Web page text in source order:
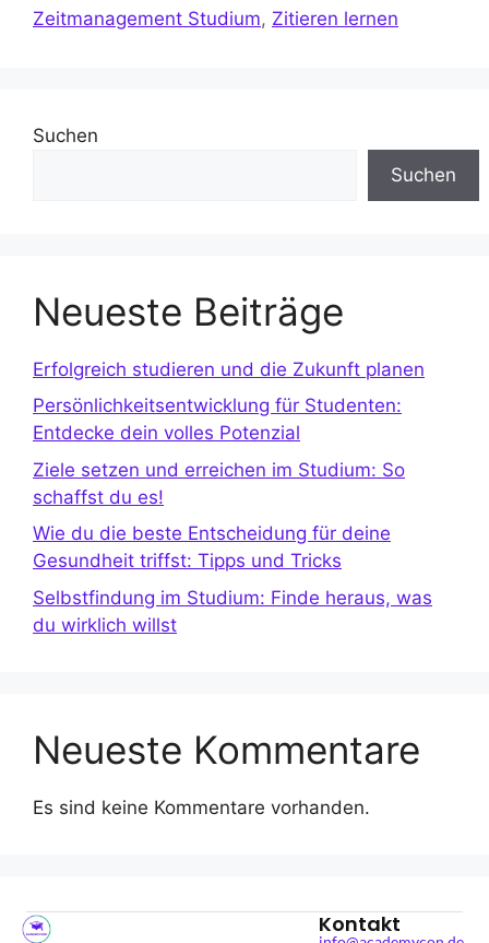
Zeitmanagement Studium, Zitieren lernen
Suchen
Suchen
Neueste Beiträge
Erfolgreich studieren und die Zukunft planen
Persönlichkeitsentwicklung für Studenten:
Entdecke dein volles Potenzial
Ziele setzen und erreichen im Studium: So
schaffst du es!
Wie du die beste Entscheidung für deine
Gesundheit triffst: Tipps und Tricks
Selbstfindung im Studium: Finde heraus, was
du wirklich willst
Neueste Kommentare
Es sind keine Kommentare vorhanden.
Kontakt